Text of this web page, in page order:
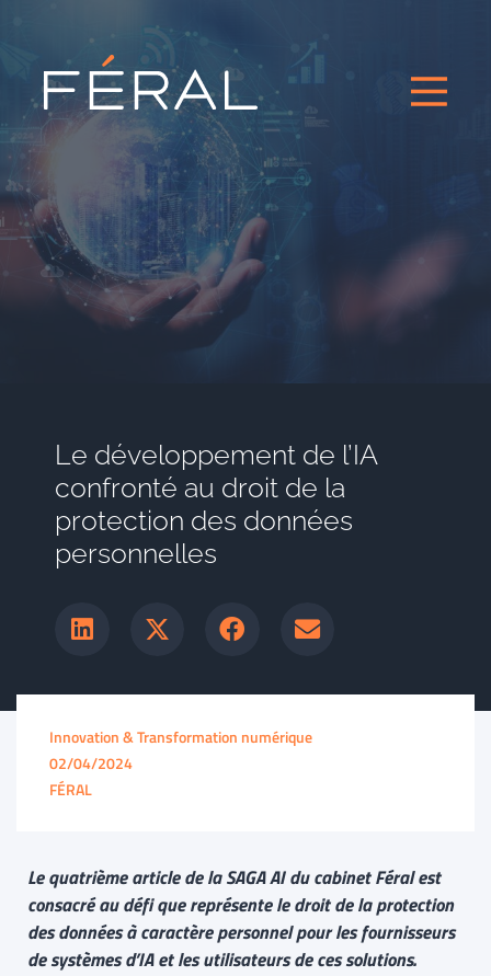
Le développement de l’IA
confronté au droit de la
protection des données
personnelles
Innovation & Transformation numérique
02/04/2024
FÉRAL
Le quatrième article dela SAGA AI du cabinet Féral est
consacré au défi que représente le droit de la protection
des données à caractère personnel pour les fournisseurs
de systèmes d’IA et les utilisateurs de ces solutions.